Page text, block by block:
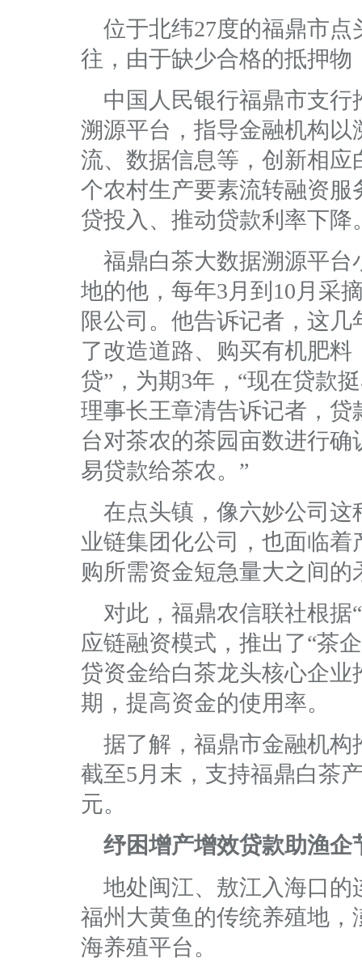
位于北纬27度的福鼎市
往，由于缺少合格的抵押
中国人民银行福鼎市支
溯源平台，指导金融机构
流、数据信息等，创新相
个农村生产要素流转融资
贷投入、推动贷款利率下降
福鼎白茶大数据溯源平
地的他，每年3月到10月采
限公司。他告诉记者，这
了改造道路、购买有机肥料
贷”，为期3年，“现在贷款
理事长王章清告诉记者，
台对茶农的茶园亩数进行
易贷款给茶农。”
在点头镇，像六妙公司
业链集团化公司，也面临
购所需资金短急量大之间的
对此，福鼎农信联社根据
应链融资模式，推出了“茶
贷资金给白茶龙头核心企
期，提高资金的使用率。
据了解，福鼎市金融机构
截至5月末，支持福鼎白茶
元。
纾困增产增效贷款助渔企
地处闽江、敖江入海口
福州大黄鱼的传统养殖地
海养殖平台。